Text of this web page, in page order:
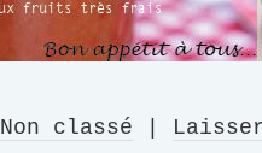
Non classé